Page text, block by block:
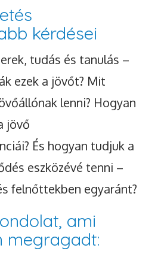
kérdései
tudás és tanulás –
ezek a jövőt? Mit
lenni? Hogyan
jövő
És hogyan tudjuk a
eszközévé tenni –
felnőttekben egyaránt?
ami
megragadt: